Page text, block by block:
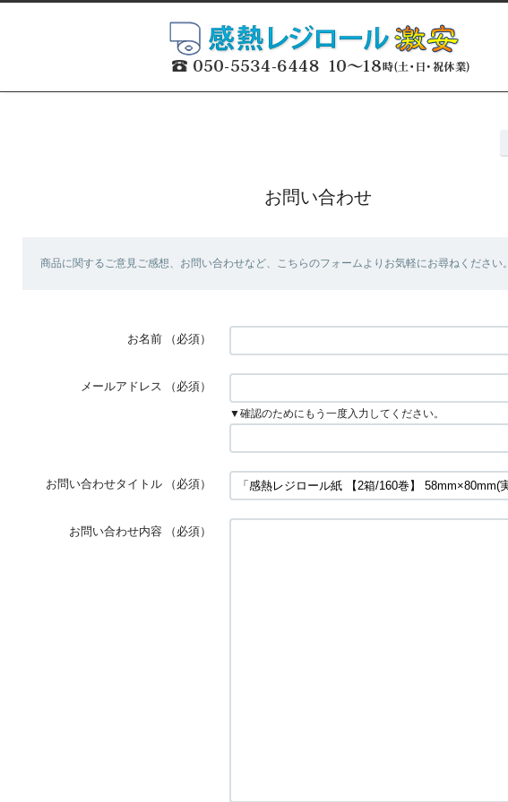
お問い合わせ
商品に関するご意見ご感想、お問い合わせなど、こちらのフォームよりお気軽にお尋ねください。
お名前 （必須）
メールアドレス （必須）
▼確認のためにもう一度入力してください。
お問い合わせタイトル （必須）
お問い合わせ内容 （必須）